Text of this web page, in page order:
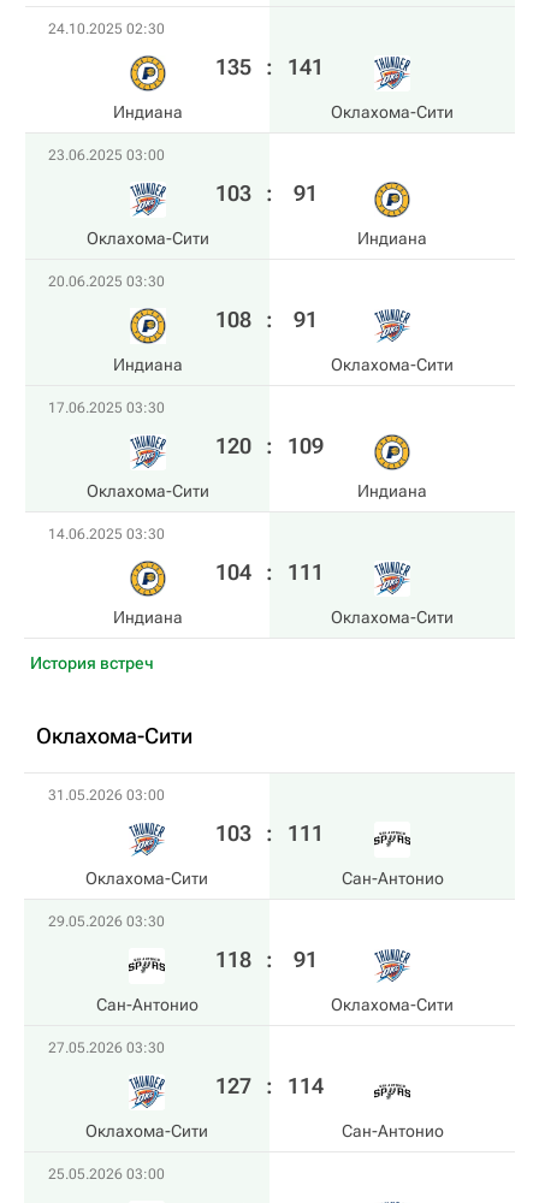
24.10.2025 02:30
Индиана
135 : 141
Оклахома-Сити
23.06.2025 03:00
Оклахома-Сити
103 : 91
Индиана
20.06.2025 03:30
Индиана
108 : 91
Оклахома-Сити
17.06.2025 03:30
Оклахома-Сити
120 : 109
Индиана
14.06.2025 03:30
Индиана
104 : 111
Оклахома-Сити
История встреч
Оклахома-Сити
31.05.2026 03:00
Оклахома-Сити
103 : 111
Сан-Антонио
29.05.2026 03:30
Сан-Антонио
118 : 91
Оклахома-Сити
27.05.2026 03:30
Оклахома-Сити
127 : 114
Сан-Антонио
25.05.2026 03:00